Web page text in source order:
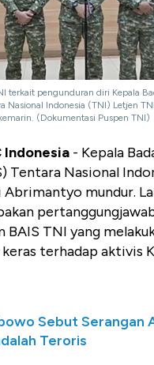
terkait pengunduran diri Kepala
Nasional Indonesia (TNI) Letjen
(Dokumentasi Puspen TNI)
Indonesia - Kepala
Tentara Nasional
Abrimantyo mundur.
BAIS TNI yang
terhadap aktivis
Sebut Serangan
Teroris